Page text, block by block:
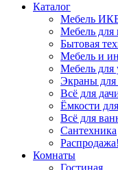
Каталог
Мебель
Мебель для
Бытовая
Мебель и
Мебель для
Экраны для
Всё для
Ёмкости
Всё для
Сантехника
Распродажа!
Комнаты
Гостиная